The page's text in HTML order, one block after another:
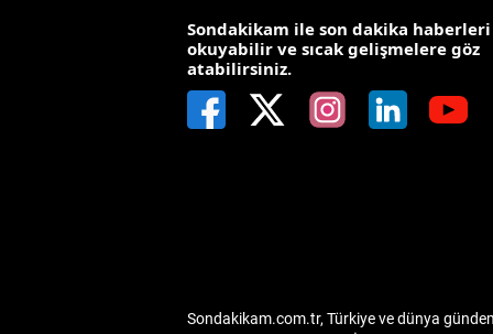
Sondakikam ile son dakika haberleri
okuyabilir ve sıcak gelişmelere göz
atabilirsiniz.
Sondakikam.com.tr, Türkiye ve dünya